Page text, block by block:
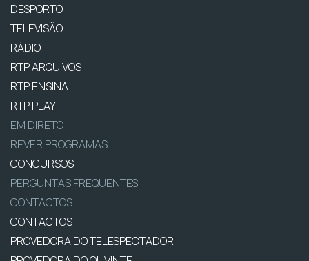
DESPORTO
TELEVISÃO
RÁDIO
RTP ARQUIVOS
RTP ENSINA
RTP PLAY
EM DIRETO
REVER PROGRAMAS
CONCURSOS
PERGUNTAS FREQUENTES
CONTACTOS
CONTACTOS
PROVEDORA DO TELESPECTADOR